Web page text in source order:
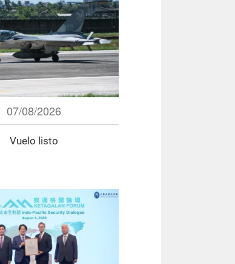
07/08/2026
Vuelo listo